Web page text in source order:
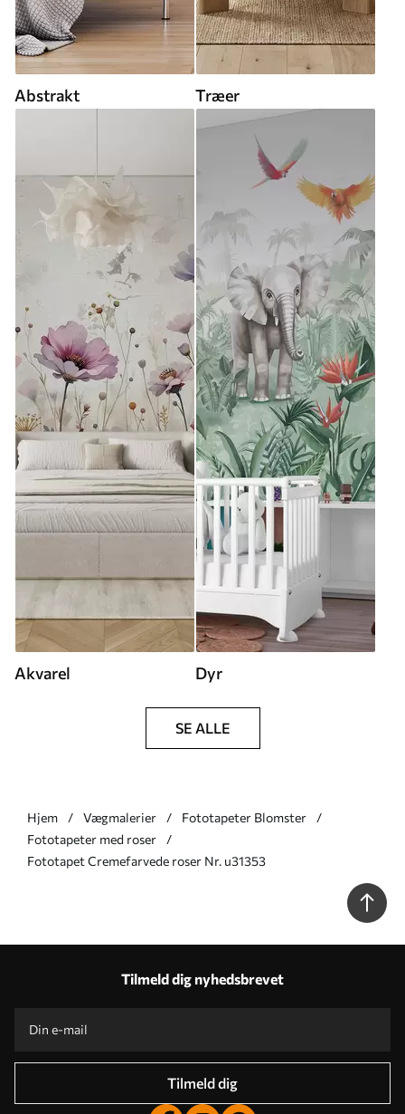
Abstrakt Træer
Akvarel Dyr
SE ALLE
Hjem Vægmalerier
Fototapeter Blomster
Fototapeter med roser
Fototapet Cremefarvede roser Nr. u31353
Tilmeld dig nyhedsbrevet
Tilmeld dig